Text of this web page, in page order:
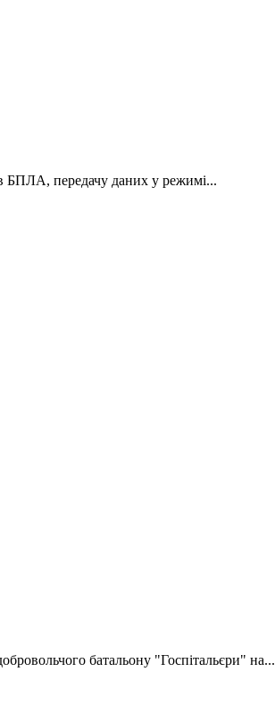
БПЛА, передачу даних у режимі...
батальону "Госпітальєри" на...